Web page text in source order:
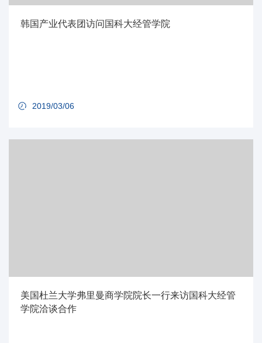
韩国产业代表团访问国科大经管学院
2019/03/06
美国杜兰大学弗里曼商学院院长一行来访国科大经管
学院洽谈合作